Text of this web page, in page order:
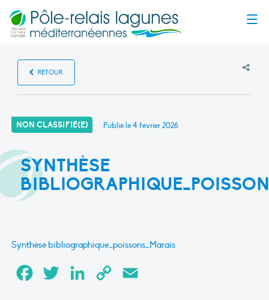
RETOUR
NON CLASSIFIÉ(E) Publié le4 février 2026
SYNTHÈSE
Synthèse bibliographique_poissons_Marais
FacebookTwitter LinkedInCopy